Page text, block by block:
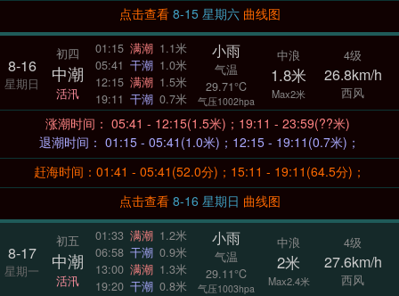
点击查看
8-15 星期六 曲线图
8-16
星期日
初四
中潮
活汛
01:15 满潮 1.1米
05:41 干潮 1.0米
12:15 满潮 1.5米
19:11 干潮 0.7米
小雨
气温
29.71°C
气压1002hpa
中浪
1.8米
Max2米
4级
26.8km/h
西风
涨潮时间： 05:41 - 12:15(1.5米)；19:11 - 23:59(??米)
退潮时间： 01:15 - 05:41(1.0米)；12:15 - 19:11(0.7米)；
赶海时间：01:41 - 05:41(52.0分)；15:11 - 19:11(64.5分)；
点击查看
8-16 星期日 曲线图
8-17
星期一
初五
中潮
活汛
01:33 满潮 1.2米
06:58 干潮 0.9米
13:00 满潮 1.3米
19:20 干潮 0.8米
小雨
气温
29.11°C
气压1003hpa
中浪
2米
Max2.4米
4级
27.6km/h
西风